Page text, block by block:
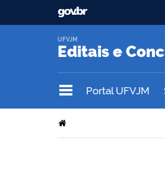
Editais e
UFVJM
Portal UFVJM